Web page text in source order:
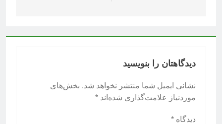
دیدگاهتان را بنویسید
نشانی ایمیل شما منتشر نخواهد شد. بخش‌های
موردنیاز علامت‌گذاری شده‌اند *
دیدگاه *